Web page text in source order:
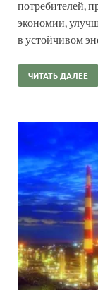
потребителей,
экономии,
в устойчивом
ЧИТАТЬ ДАЛЕЕ